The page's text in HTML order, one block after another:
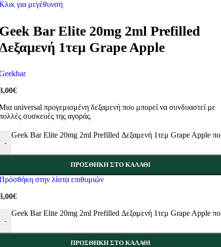
για μεγέθυνση
Bar Elite 20mg 2ml Prefilled
1τεμ Grape Apple
€
universal προγεμισμένη δεξαμενή που μπορεί να συνδυαστεί με
συσκευές της αγοράς.
-
Geek Bar Elite 20mg 2ml Prefilled Δεξαμενή 1τεμ Grape Apple
ΠΡΟΣΘΉΚΗ ΣΤΟ ΚΑΛΆΘΙ
στην λίστα επιθυμιών
€
-
Geek Bar Elite 20mg 2ml Prefilled Δεξαμενή 1τεμ Grape Apple
ΠΡΟΣΘΉΚΗ ΣΤΟ ΚΑΛΆΘΙ